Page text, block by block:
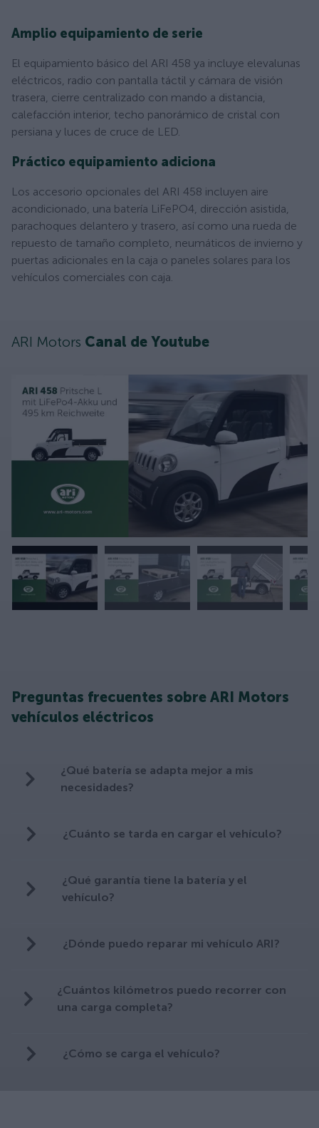
Amplio equipamiento de serie
El equipamiento básico del ARI 458 ya incluye elevalunas
eléctricos, radio con pantalla táctil y cámara de visión
trasera, cierre centralizado con mando a distancia,
calefacción interior, techo panorámico de cristal con
persiana y luces de cruce de LED.
Práctico equipamiento adiciona
Los accesorio opcionales del ARI 458 incluyen aire
acondicionado, una batería LiFePO4, dirección asistida,
parachoques delantero y trasero, así como una rueda de
repuesto de tamaño completo, neumáticos de invierno y
puertas adicionales en la caja o paneles solares para los
vehículos comerciales con caja.
ARI Motors Canal de Youtube
Preguntas frecuentes sobre ARI Motors
vehículos eléctricos
¿Qué batería se adapta mejor a mis
necesidades?
¿Cuánto se tarda en cargar el vehículo?
¿Qué garantía tiene la batería y el
vehículo?
¿Dónde puedo reparar mi vehículo ARI?
¿Cuántos kilómetros puedo recorrer con
una carga completa?
¿Cómo se carga el vehículo?